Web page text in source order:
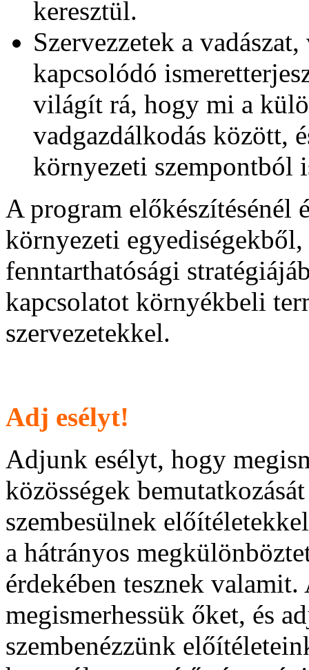
keresztül.
Szervezzetek a
kapcsolódó
világít rá, hogy mi a
vadgazdálkodás között,
környezeti szempontból
A program előkészítésénél
környezeti
fenntarthatósági
kapcsolatot környékbeli
szervezetekkel.
Adj esélyt!
Adjunk esélyt, hogy
közösségek
szembesülnek
a hátrányos
érdekében tesznek
megismerhessük őket, és
szembenézzünk